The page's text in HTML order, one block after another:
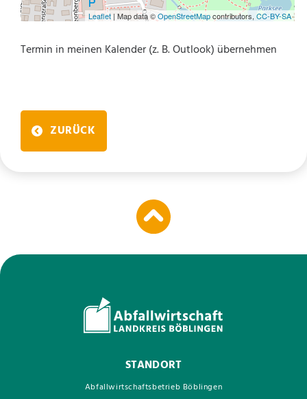
Leaflet | Map data ©OpenStreetMapcontributors, CC-BY-SA
Termin in meinen Kalender (z. B. Outlook) übernehmen
ZURÜCK
STANDORT
Abfallwirtschaftsbetrieb Böblingen